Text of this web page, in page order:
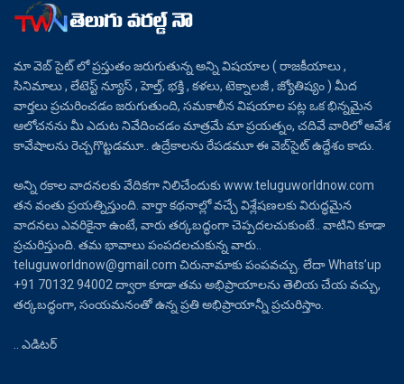
మా వెబ్ సైట్ లో ప్రస్తుతం జరుగుతున్న అన్ని విషయాల ( రాజకీయాలు ,
సినిమాలు , లేటెస్ట్ న్యూస్ , హెల్త్, భక్తి , కళలు, టెక్నాలజీ , జ్యోతిష్యం ) మీద
వార్తలు ప్రచురించడం జరుగుతుంది, సమకాలీన విషయాల పట్ల ఒక భిన్నమైన
ఆలోచనను మీ ఎదుట నివేదించడం మాత్రమే మా ప్రయత్నం, చదివే వారిలో ఆవేశ
కావేషాలను రెచ్చగొట్టడమూ.. ఉద్రేకాలను రేపడమూ ఈ వెబ్‌సైట్ ఉద్దేశం కాదు.
అన్ని రకాల వాదనలకు వేదికగా నిలిచేందుకు www.teluguworldnow.com
తన వంతు ప్రయత్నిస్తుంది. వార్తా కథనాల్లో వచ్చే విశ్లేషణలకు విరుద్ధమైన
వాదనలు ఎవరికైనా ఉంటే, వారు తర్కబద్ధంగా చెప్పదలచుకుంటే.. వాటిని కూడా
ప్రచురిస్తుంది. తమ భావాలు పంపదలచుకున్న వారు..
teluguworldnow@gmail.com చిరునామాకు పంపవచ్చు. లేదా Whats’up
+91 70132 94002 ద్వారా కూడా తమ అభిప్రాయాలను తెలియ చేయ వచ్చు,
తర్కబద్ధంగా, సంయమనంతో ఉన్న ప్రతి అభిప్రాయాన్నీ ప్రచురిస్తాం.
.. ఎడిటర్